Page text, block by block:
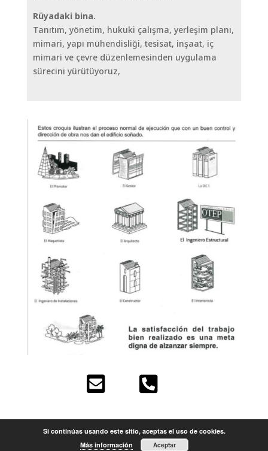
Rüyadaki bina.
Tanıtım, yönetim, hukuki çalışma, yerleşim planı,
mimari, yapı mühendisliği, tesisat, inşaat, iç
mimari ve çevre düzenlemesinden uygulama
sürecini yürütüyoruz,
 
Si continúas usando este sitio, aceptas el uso de cookies.
Más información
Aceptar